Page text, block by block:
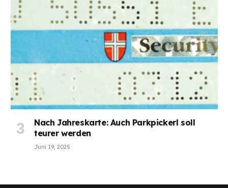
Nach Jahreskarte: Auch Parkpickerl soll
teurer werden
Juni 19, 2025